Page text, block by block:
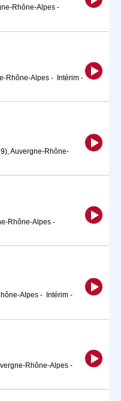
Rhône-Alpes -
Rhône-Alpes - Intérim -
Auvergne-Rhône-
Rhône-Alpes -
Alpes - Intérim -
Rhône-Alpes -